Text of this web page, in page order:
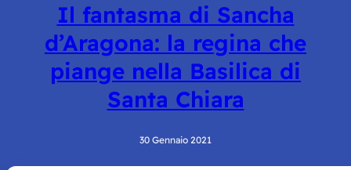
Il fantasma di Sancha
d’Aragona: la regina che
piange nella Basilica di
Santa Chiara
30 Gennaio 2021